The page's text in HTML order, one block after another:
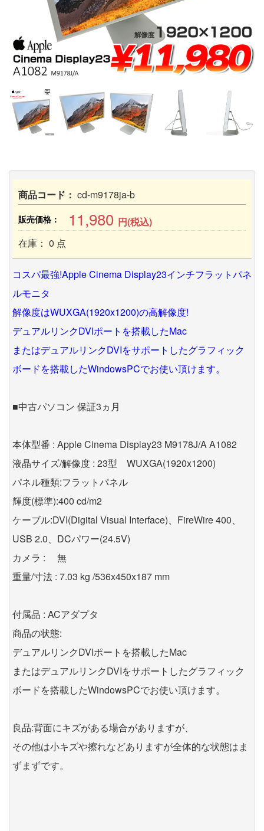
商品コード： cd-m9178ja-b
販売価格： 11,980 円(税込)
在庫： 0 点
コスパ最強!Apple Cinema Display23インチフラットパネ
ルモニタ
解像度はWUXGA(1920x1200)の高解像度!
デュアルリンクDVIポートを搭載したMac
またはデュアルリンクDVIをサポートしたグラフィック
ボードを搭載したWindowsPCでお使い頂けます。
■中古パソコン 保証3ヵ月
本体型番 : Apple Cinema Display23 M9178J/A A1082
液晶サイズ/解像度 : 23型 WUXGA(1920x1200)
パネル種類:フラットパネル
輝度(標準):400 cd/m2
ケーブル:DVI(Digital Visual Interface)、FireWire 400、
USB 2.0、DCパワー(24.5V)
カメラ : 無
重量/寸法 : 7.03 kg /536x450x187 mm
付属品 : ACアダプタ
商品の状態:
デュアルリンクDVIポートを搭載したMac
またはデュアルリンクDVIをサポートしたグラフィック
ボードを搭載したWindowsPCでお使い頂けます。
良品:背面にキズがある場合がありますが、
その他は小キズや擦れなどありますが全体的な状態はま
ずまずです。